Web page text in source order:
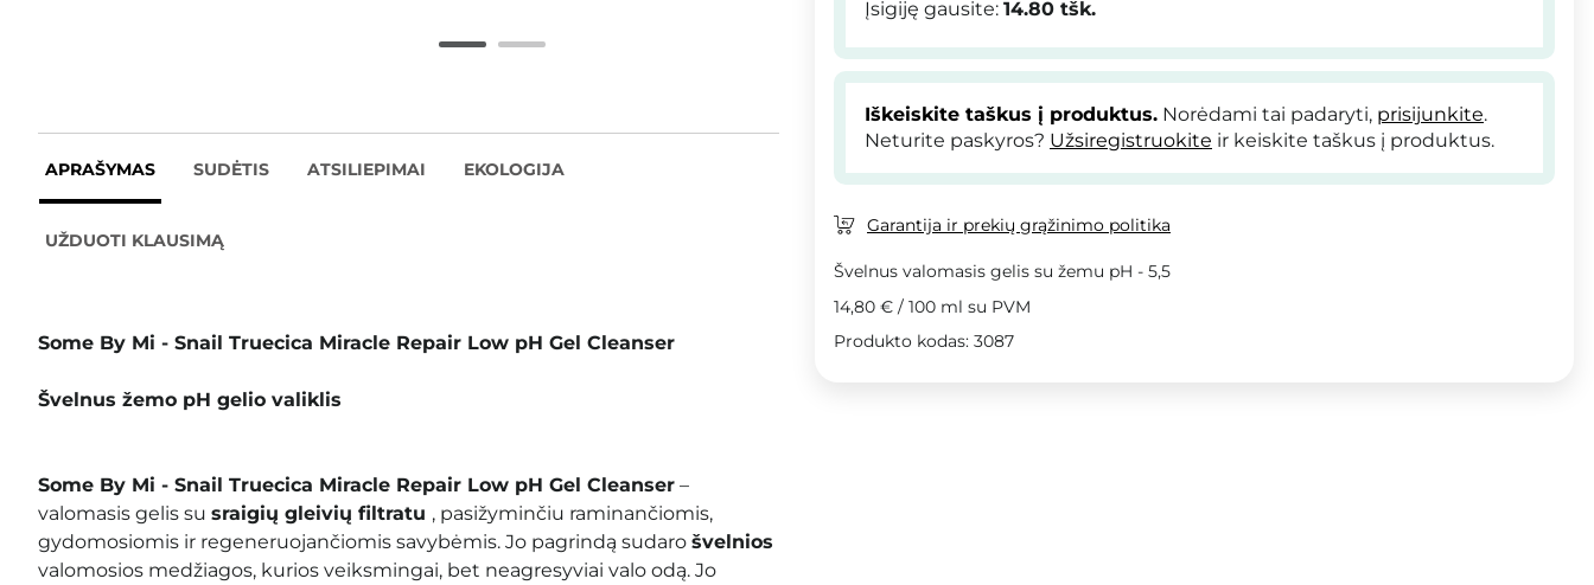
APRAŠYMAS SUDĖTIS ATSILIEPIMAI EKOLOGIJA
UŽDUOTI KLAUSIMĄ
Some By Mi - Snail Truecica Miracle Repair Low pH Gel Cleanser
Švelnus žemo pH gelio valiklis
Some By Mi - Snail Truecica Miracle Repair Low pH Gel Cleanser –
valomasis gelis su sraigių gleivių filtratu , pasižyminčiu raminančiomis,
gydomosiomis ir regeneruojančiomis savybėmis. Jo pagrindą sudaro švelnios
valomosios medžiagos, kurios veiksmingai, bet neagresyviai valo odą. Jo
Įsigiję gausite: 14.80 tšk.
Iškeiskite taškus į produktus. Norėdami tai padaryti, prisijunkite.
Neturite paskyros? Užsiregistruokite ir keiskite taškus į produktus.
Garantija ir prekių grąžinimo politika
Švelnus valomasis gelis su žemu pH - 5,5
14,80 € / 100 ml su PVM
Produkto kodas: 3087